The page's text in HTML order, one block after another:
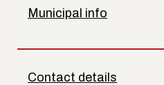
Municipal info
Contact details